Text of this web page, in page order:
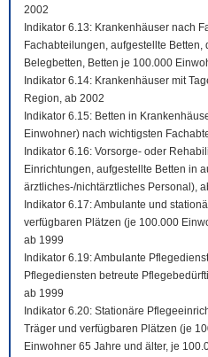
2002
Indikator 6.13: Krankenhäuser nach
Fachabteilungen, aufgestellte Betten,
Belegbetten, Betten je 100.000
Indikator 6.14: Krankenhäuser mit
Region, ab 2002
Indikator 6.15: Betten in
Einwohner) nach wichtigsten
Indikator 6.16: Vorsorge- oder
Einrichtungen, aufgestellte Betten in
ärztliches-/nichtärztliches Personal),
Indikator 6.17: Ambulante und
verfügbaren Plätzen (je 100.000
ab 1999
Indikator 6.19: Ambulante
Pflegediensten betreute
ab 1999
Indikator 6.20: Stationäre
Träger und verfügbaren Plätzen (je
Einwohner 65 Jahre und älter, je